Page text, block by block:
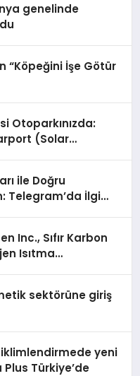
genelinde
“Köpeğini İşe Götür
Otoparkınızda:
(Solar
ile Doğru
Telegram’da İlgi
Inc., Sıfır Karbon
Isıtma
sektörüne giriş
iklimlendirmede yeni
Türkiye’de